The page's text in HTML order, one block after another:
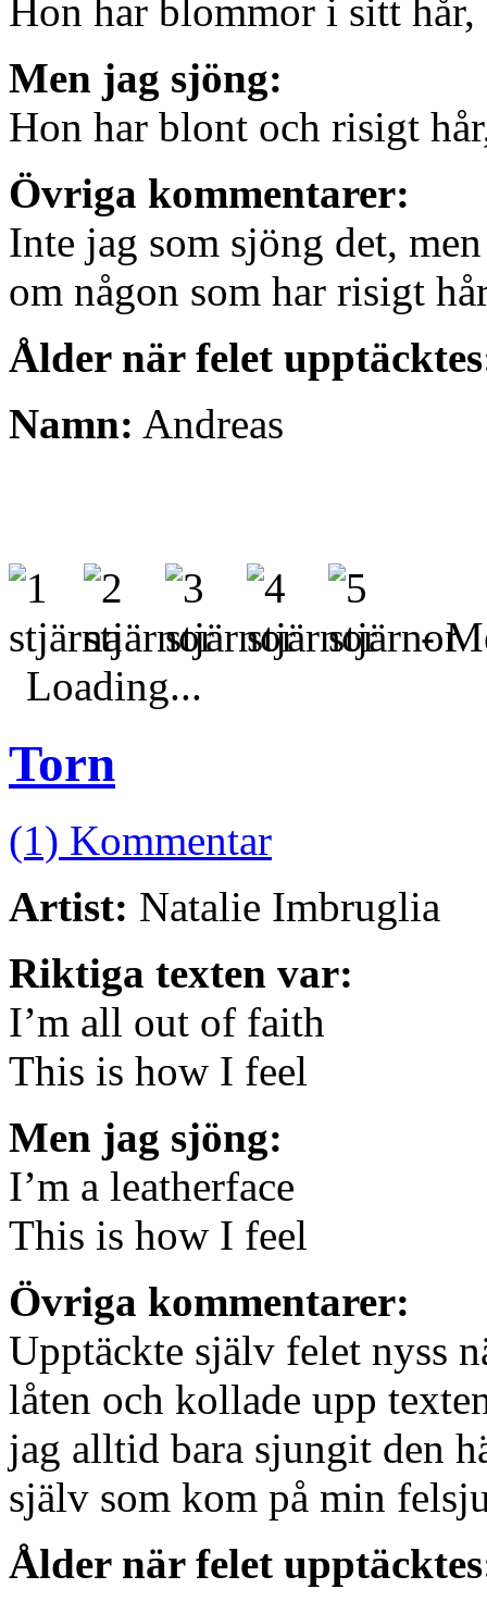
Hon har blommor i sitt hår,
Men jag sjöng:
Hon har blont och risigt
Övriga kommentarer:
Inte jag som sjöng det,
om någon som har risigt
Ålder när felet
Namn: Andreas
-
Loading...
Torn
(1) Kommentar
Artist: Natalie Imbruglia
Riktiga texten var:
I’m all out of faith
This is how I feel
Men jag sjöng:
I’m a leatherface
This is how I feel
Övriga kommentarer:
Upptäckte själv felet nyss
låten och kollade upp
jag alltid bara sjungit den
själv som kom på min
Ålder när felet